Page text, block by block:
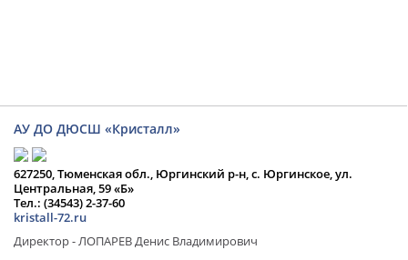
АУ ДО ДЮСШ «Кристалл»
627250, Тюменская обл., Юргинский р-н, с. Юргинское, ул.
Центральная, 59 «Б»
Тел.: (34543) 2-37-60
kristall-72.ru
Директор - ЛОПАРЕВ Денис Владимирович